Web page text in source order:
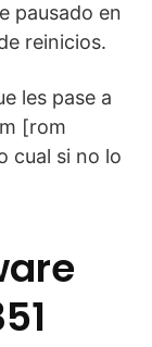
pausado en
reinicios.
les pase a
[rom
cual si no lo